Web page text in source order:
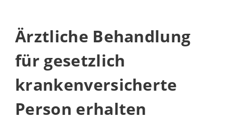
Ärztliche Behandlung
für gesetzlich
krankenversicherte
Person erhalten